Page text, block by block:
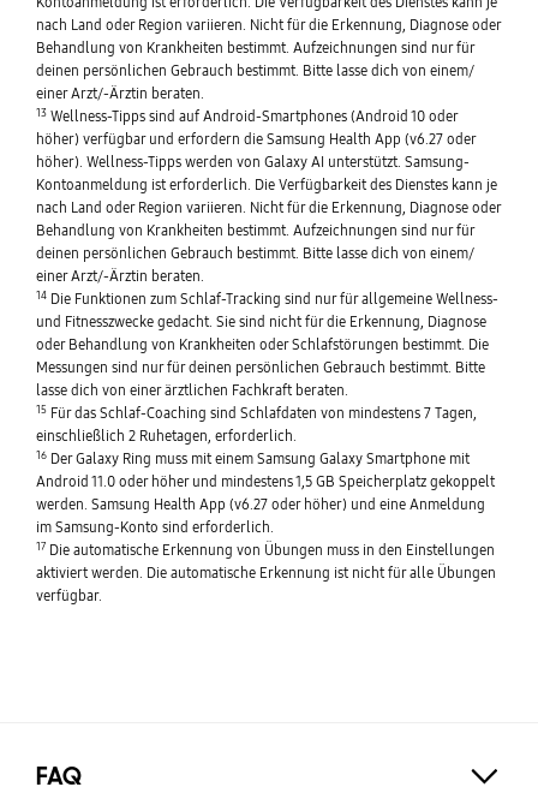
nach Land oder Region variieren. Nicht für die Erkennung, Diagnose oder
Behandlung von Krankheiten bestimmt. Aufzeichnungen sind nur für
deinen persönlichen Gebrauch bestimmt. Bitte lasse dich von einem/
einer Arzt/-Ärztin beraten.
13Wellness-Tipps sind auf Android-Smartphones (Android 10 oder
höher) verfügbar und erfordern die Samsung Health App (v6.27 oder
höher). Wellness-Tipps werden von Galaxy AI unterstützt. Samsung-
Kontoanmeldung ist erforderlich. Die Verfügbarkeit des Dienstes kann je
nach Land oder Region variieren. Nicht für die Erkennung, Diagnose oder
Behandlung von Krankheiten bestimmt. Aufzeichnungen sind nur für
deinen persönlichen Gebrauch bestimmt. Bitte lasse dich von einem/
einer Arzt/-Ärztin beraten.
14Die Funktionen zum Schlaf-Tracking sind nur für allgemeine Wellness-
und Fitnesszwecke gedacht. Sie sind nicht für die Erkennung, Diagnose
oder Behandlung von Krankheiten oder Schlafstörungen bestimmt. Die
Messungen sind nur für deinen persönlichen Gebrauch bestimmt. Bitte
lasse dich von einer ärztlichen Fachkraft beraten.
15Für das Schlaf-Coaching sind Schlafdaten von mindestens 7 Tagen,
einschließlich 2 Ruhetagen, erforderlich.
16Der Galaxy Ring muss mit einem Samsung Galaxy Smartphone mit
Android 11.0 oder höher und mindestens 1,5 GB Speicherplatz gekoppelt
werden. Samsung Health App (v6.27 oder höher) und eine Anmeldung
im Samsung-Konto sind erforderlich.
17Die automatische Erkennung von Übungen muss in den Einstellungen
aktiviert werden. Die automatische Erkennung ist nicht für alle Übungen
verfügbar.
FAQ